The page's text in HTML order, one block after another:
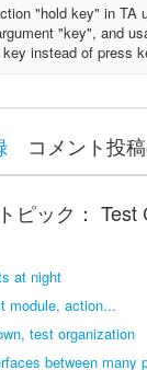
"hold key" in TA
"key", and
instead of press
コメント投
ピック： Test
at night
module, action...
test organization
between many